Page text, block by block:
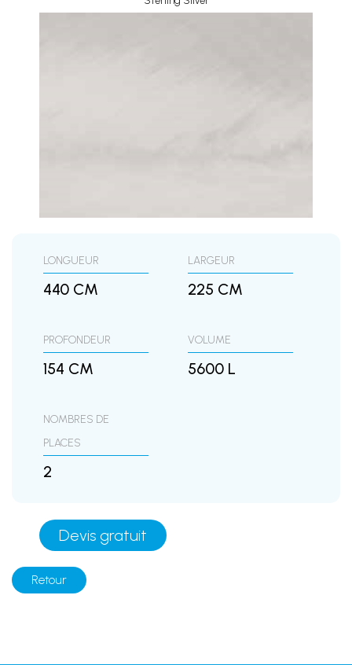
LONGUEUR
440 CM
LARGEUR
225 CM
PROFONDEUR
154 CM
VOLUME
5600 L
NOMBRES DE
PLACES
2
Devis gratuit
Retour